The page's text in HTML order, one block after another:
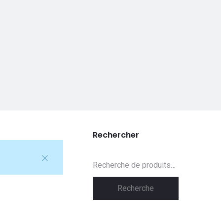
Rechercher
Recherche
pour :
Recherche